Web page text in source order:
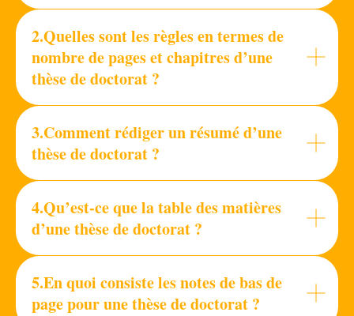
2.Quelles sont les règles en termes de
nombre de pages et chapitres d’une
thèse de doctorat ?
3.Comment rédiger un résumé d’une
thèse de doctorat ?
4.Qu’est-ce que la table des matières
d’une thèse de doctorat ?
5.En quoi consiste les notes de bas de
page pour une thèse de doctorat ?